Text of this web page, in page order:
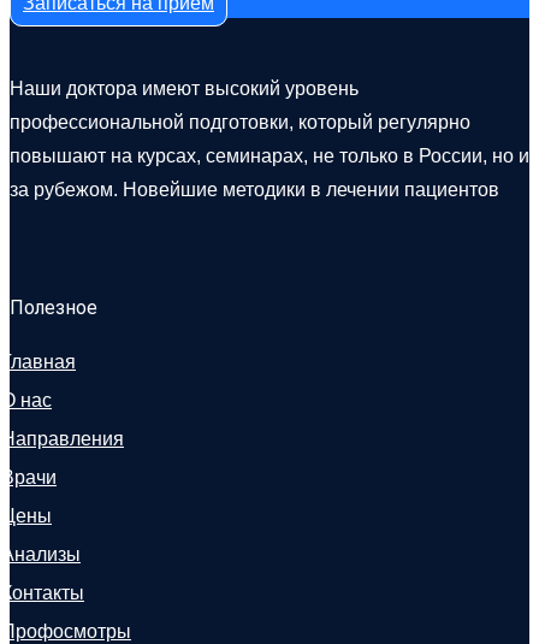
Наши доктора имеют высокий уровень
профессиональной подготовки, который регулярно
повышают на курсах, семинарах, не только в России, но и
за рубежом. Новейшие методики в лечении пациентов
Полезное
Главная
О нас
Направления
Врачи
Цены
Анализы
Контакты
Профосмотры